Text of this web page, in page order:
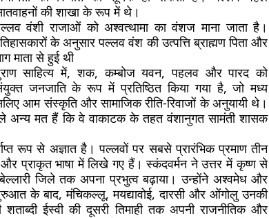
की शाखा के रूप में थे।
वंशी राजाओं को अश्वत्थामा का वंशज माना जाता है।
के अनुसार पल्लव वंश की उत्पत्ति ब्राह्मण पिता और
माता से हुई थी
साहित्य में, शक, कम्बोज यवन, पहलव और पारद को
जनजाति के रूप में प्रतिष्ठित किया गया है, जो मध्य
आम संस्कृति और सामाजिक रीति-रिवाजों के अनुयायी थे।
अन्य मत हैं कि वे वाकाटक के तहत वंशानुगत सामंती शासक
रूप से अज्ञात है। पल्लवों पर सबसे प्रारंभिक प्रमाण तीन
प्राकृत भाषा में लिखे गए हैं। स्कंदवर्मन ने उत्तर में कृष्ण से
जिले तक अपना प्रभुत्व बढ़ाया। उन्होंने अश्वमेध और
के बाद, मंचिकल्लू, मयद्यावोई, दारसी और ओंगोलु उनकी
ईस्वी की दूसरी तिमाही तक अपनी राजनीतिक और